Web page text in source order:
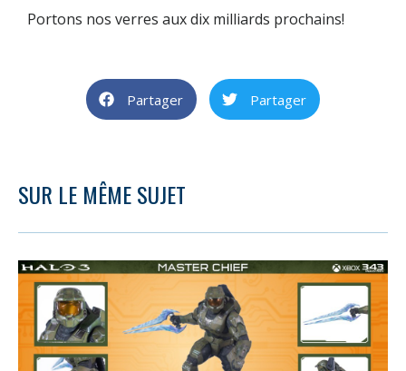
Portons nos verres aux dix milliards prochains!
Partager Partager
SUR LE MÊME SUJET